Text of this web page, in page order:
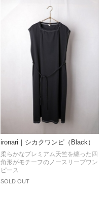
ironari｜シカクワンピ（Black）
SOLD OUT
柔らかなプレミアム天竺を纏った四
角形がモチーフのノースリーブワン
ピース